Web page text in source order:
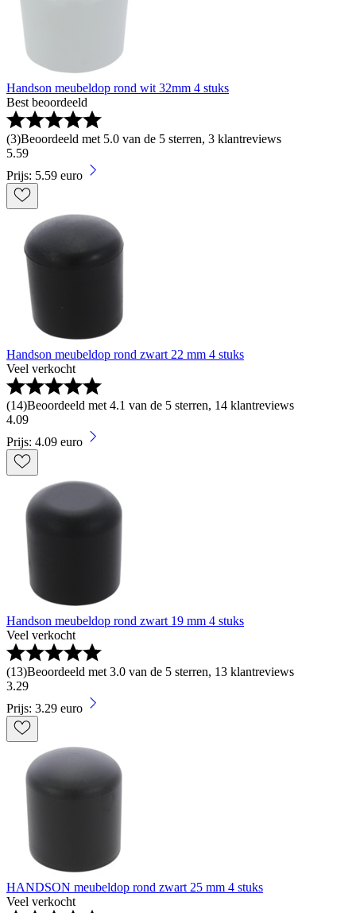
Handson meubeldop rond wit 32mm 4 stuks
Best beoordeeld
(3)Beoordeeld met 5.0 van de 5 sterren, 3 klantreviews
5.59
Prijs: 5.59 euro
Handson meubeldop rond zwart 22 mm 4 stuks
Veel verkocht
(14)Beoordeeld met 4.1 van de 5 sterren, 14 klantreviews
4.09
Prijs: 4.09 euro
Handson meubeldop rond zwart 19 mm 4 stuks
Veel verkocht
(13)Beoordeeld met 3.0 van de 5 sterren, 13 klantreviews
3.29
Prijs: 3.29 euro
HANDSON meubeldop rond zwart 25 mm 4 stuks
Veel verkocht